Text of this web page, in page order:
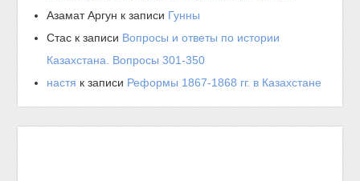
Азамат Аргун к записи Гунны
Стас к записи Вопросы и ответы по истории
Казахстана. Вопросы 301-350
настя к записи Реформы 1867-1868 гг. в Казахстане